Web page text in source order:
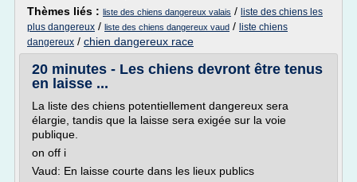
Thèmes liés : liste des chiens dangereux valais / liste des chiens les
plus dangereux / liste des chiens dangereux vaud / liste chiens
dangereux / chien dangereux race
20 minutes - Les chiens devront être tenus
en laisse ...
La liste des chiens potentiellement dangereux sera
élargie, tandis que la laisse sera exigée sur la voie
publique.
on off i
Vaud: En laisse courte dans les lieux publics